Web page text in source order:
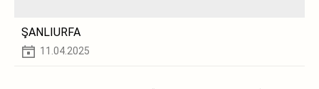
ŞANLIURFA
11.04.2025